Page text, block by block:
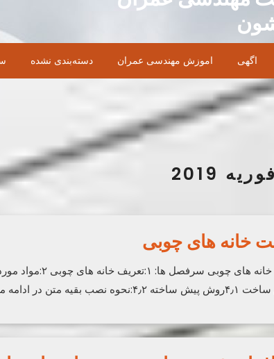
اگهی اموزش مهندسی عمران دسته‌بندی نشده
فوریه 2019
خانه های چوبی